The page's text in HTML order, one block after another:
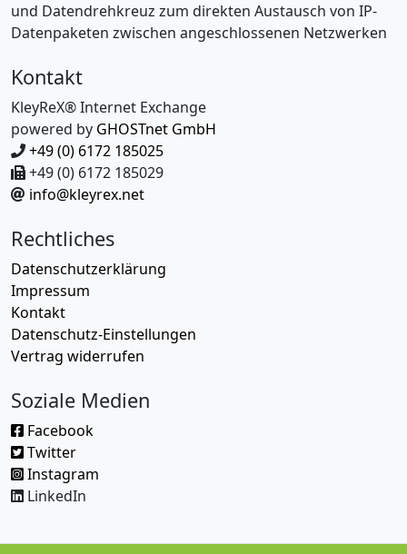
und Datendrehkreuz zum direkten Austausch von IP-
Datenpaketen zwischen angeschlossenen Netzwerken
Kontakt
KleyReX® Internet Exchange
powered by GHOSTnet GmbH
+49 (0) 6172 185025
+49 (0) 6172 185029
info@kleyrex.net
Rechtliches
Datenschutzerklärung
Impressum
Kontakt
Datenschutz-Einstellungen
Vertrag widerrufen
Soziale Medien
Facebook
Twitter
Instagram
LinkedIn